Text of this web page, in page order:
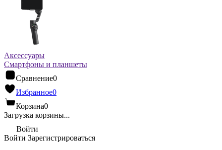
Аксессуары
Смартфоны и планшеты
Сравнение0
Избранное0
Корзина0
Загрузка корзины...
Войти
Войти Зарегистрироваться